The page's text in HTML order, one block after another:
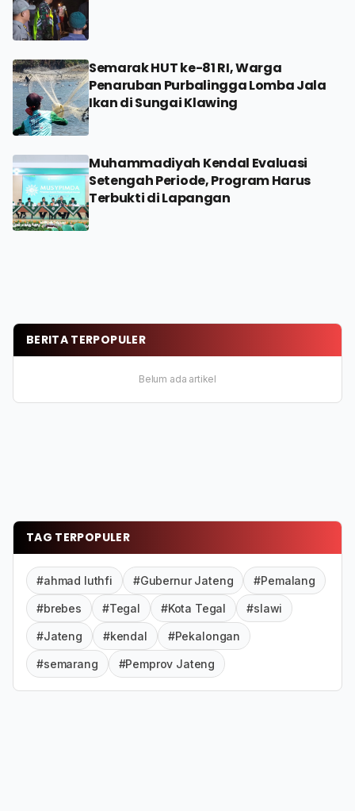
Semarak HUT ke-81 RI, Warga
Penaruban Purbalingga Lomba Jala
Ikan di Sungai Klawing
Muhammadiyah Kendal Evaluasi
Setengah Periode, Program Harus
Terbukti di Lapangan
BERITA TERPOPULER
Belum ada artikel
TAG TERPOPULER
#ahmad luthfi #Gubernur Jateng #Pemalang
#brebes #Tegal #Kota Tegal #slawi
#Jateng #kendal #Pekalongan
#semarang #Pemprov Jateng